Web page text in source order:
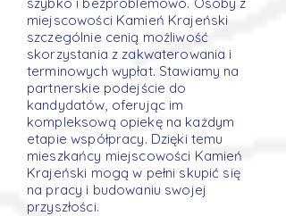
miejscowości Kamień Krajeński
szczególnie cenią możliwość
skorzystania z zakwaterowania i
terminowych wypłat. Stawiamy na
partnerskie podejście do
kandydatów, oferując im
kompleksową opiekę na każdym
etapie współpracy. Dzięki temu
mieszkańcy miejscowości Kamień
Krajeński mogą w pełni skupić się
na pracy i budowaniu swojej
przyszłości.